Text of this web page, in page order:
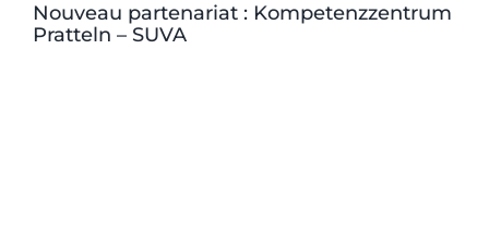
Nouveau partenariat : Kompetenzzentrum
Pratteln – SUVA